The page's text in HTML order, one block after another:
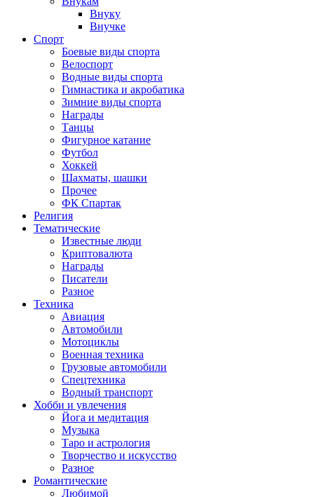
Внуку
Внучке
Спорт
Боевые виды спорта
Велоспорт
Водные виды спорта
Гимнастика и акробатика
Зимние виды спорта
Награды
Танцы
Фигурное катание
Футбол
Хоккей
Шахматы, шашки
Прочее
ФК Спартак
Религия
Тематические
Известные люди
Криптовалюта
Награды
Писатели
Разное
Техника
Авиация
Автомобили
Мотоциклы
Военная техника
Грузовые автомобили
Спецтехника
Водный транспорт
Хобби и увлечения
Йога и медитация
Музыка
Таро и астрология
Творчество и искусство
Разное
Романтические
Любимой